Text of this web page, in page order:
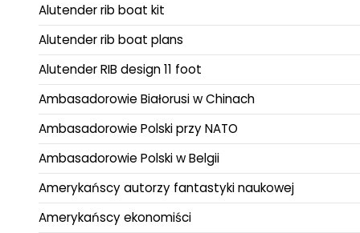
Alutender rib boat kit
Alutender rib boat plans
Alutender RIB design 11 foot
Ambasadorowie Białorusi w Chinach
Ambasadorowie Polski przy NATO
Ambasadorowie Polski w Belgii
Amerykańscy autorzy fantastyki naukowej
Amerykańscy ekonomiści